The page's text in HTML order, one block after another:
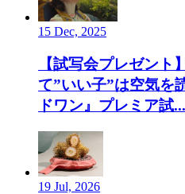
15 Dec, 2025
【試写会プレゼント
て”いい子”は空気を
ドワン』プレミア試...
19 Jul, 2026